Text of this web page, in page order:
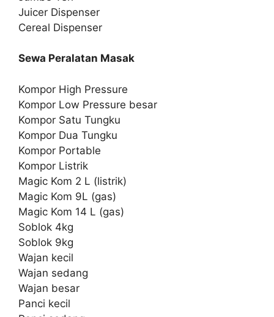
Juicer Dispenser
Cereal Dispenser
Sewa Peralatan Masak
Kompor High Pressure
Kompor Low Pressure besar
Kompor Satu Tungku
Kompor Dua Tungku
Kompor Portable
Kompor Listrik
Magic Kom 2 L (listrik)
Magic Kom 9L (gas)
Magic Kom 14 L (gas)
Soblok 4kg
Soblok 9kg
Wajan kecil
Wajan sedang
Wajan besar
Panci kecil